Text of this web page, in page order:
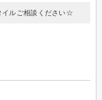
イルご相談ください☆